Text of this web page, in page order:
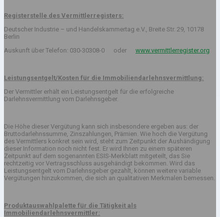
Registerstelle des Vermittlerregisters:
Deutscher Industrie – und Handelskammertag e.V., Breite Str. 29, 10178
Berlin
Auskunft über Telefon: 030-30308-0 oder www.vermittlerregister.org
Leistungsentgelt/Kosten für die Immobiliendarlehnsvermittlung:
Der Vermittler erhält ein Leistungsentgelt für die erfolgreiche
Darlehnsvermittlung vom Darlehnsgeber.
Die Höhe dieser Vergütung kann sich insbesondere ergeben aus: der
Bruttodarlehnssumme, Zinszahlungen, Prämien. Wie hoch die Vergütung
des Vermittlers konkret sein wird, steht zum Zeitpunkt der Aushändigung
dieser Information noch nicht fest. Er wird Ihnen zu einem späteren
Zeitpunkt auf dem sogenannten ESIS-Merkblatt mitgeteilt, das Sie
rechtzeitig vor Vertragsschluss ausgehändigt bekommen. Wird das
Leistungsentgelt vom Darlehnsgeber gezahlt, können weitere variable
Vergütungen hinzukommen, die sich an qualitativen Merkmalen bemessen.
Produktauswahlpalette für die Tätigkeit als
Immobiliendarlehnsvermittler: